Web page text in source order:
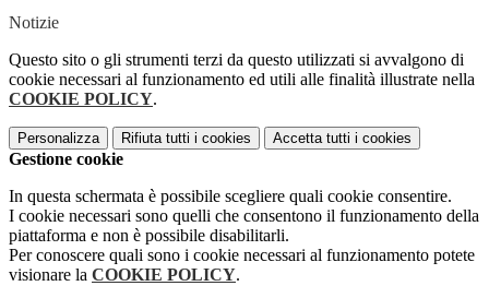
Notizie
Questo sito o gli strumenti terzi da questo utilizzati si avvalgono di
cookie necessari al funzionamento ed utili alle finalità illustrate nella
COOKIE POLICY.
Personalizza Rifiuta tutti i cookies Accetta tutti i cookies
Gestione cookie
In questa schermata è possibile scegliere quali cookie consentire.
I cookie necessari sono quelli che consentono il funzionamento della
piattaforma e non è possibile disabilitarli.
Per conoscere quali sono i cookie necessari al funzionamento potete
visionare la COOKIE POLICY.